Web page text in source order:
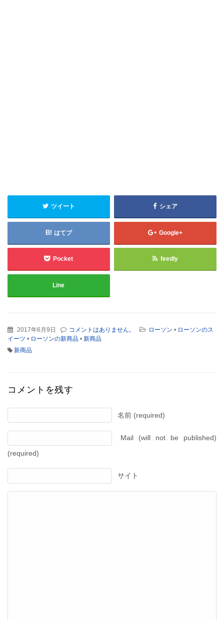
ツイート シェア
はてブ Google+
Pocket feedly
Line
2017年6月9日 コメントはありません。 ローソン • ローソンのス
イーツ • ローソンの新商品 • 新商品
新商品
コメントを残す
名前 (required)
Mail (will not be published)
(required)
サイト